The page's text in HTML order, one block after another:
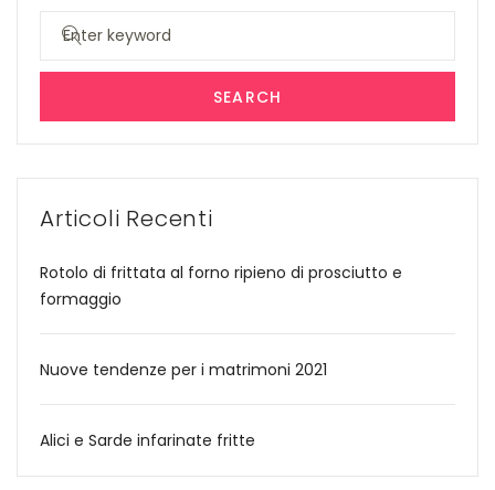
Search
SEARCH
Articoli Recenti
Rotolo di frittata al forno ripieno di prosciutto e
formaggio
Nuove tendenze per i matrimoni 2021
Alici e Sarde infarinate fritte